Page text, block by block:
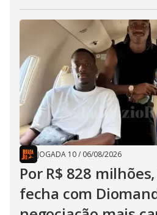
JOGADA 10/ 06/08/2026
Por R$ 828
fecha com